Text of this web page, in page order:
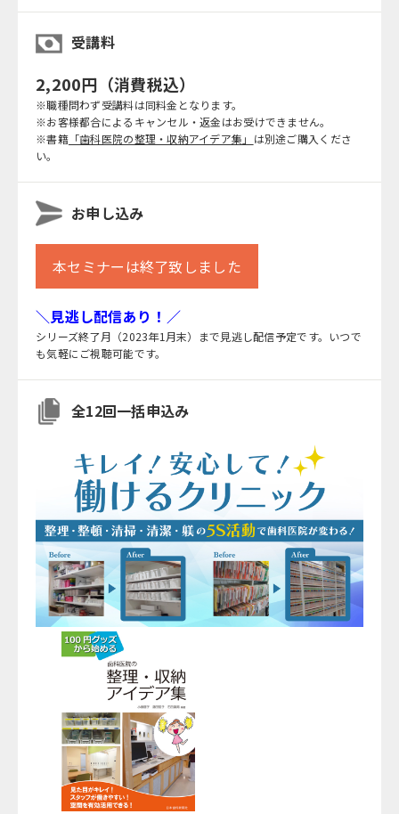
受講料
2,200円（消費税込）
※職種問わず受講料は同料金となります。
※お客様都合によるキャンセル・返金はお受けできません。
※書籍「歯科医院の整理・収納アイデア集」 は別途ご購入くださ
い。
お申し込み
本セミナーは終了致しました
＼見逃し配信あり！／
シリーズ終了月（2023年1月末）まで見逃し配信予定です。いつで
も気軽にご視聴可能です。
全12回一括申込み